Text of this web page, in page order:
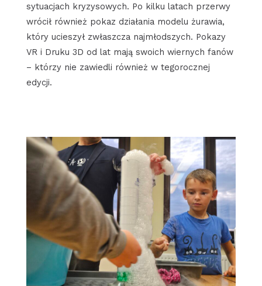
sytuacjach kryzysowych. Po kilku latach przerwy
wrócił również pokaz działania modelu żurawia,
który ucieszył zwłaszcza najmłodszych. Pokazy
VR i Druku 3D od lat mają swoich wiernych fanów
– którzy nie zawiedli również w tegorocznej
edycji.